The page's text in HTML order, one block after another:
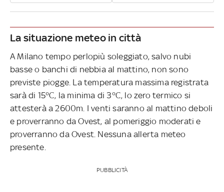
La situazione meteo in città
A Milano tempo perlopiù soleggiato, salvo nubi
basse o banchi di nebbia al mattino, non sono
previste piogge. La temperatura massima registrata
sarà di 15°C, la minima di 3°C, lo zero termico si
attesterà a 2600m. I venti saranno al mattino deboli
e proverranno da Ovest, al pomeriggio moderati e
proverranno da Ovest. Nessuna allerta meteo
presente.
PUBBLICITÀ